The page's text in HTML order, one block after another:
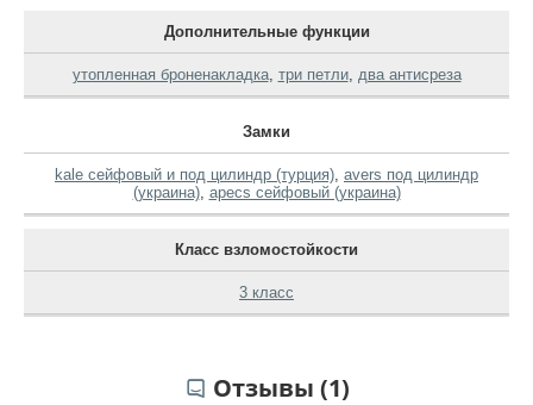
Дополнительные функции
утопленная броненакладка, три петли, два антисреза
Замки
kale сейфовый и под цилиндр (турция), avers под цилиндр
(украина), apecs сейфовый (украина)
Класс взломостойкости
3 класс
Отзывы (1)